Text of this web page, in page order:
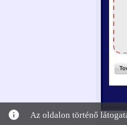
info
Az oldalon történő